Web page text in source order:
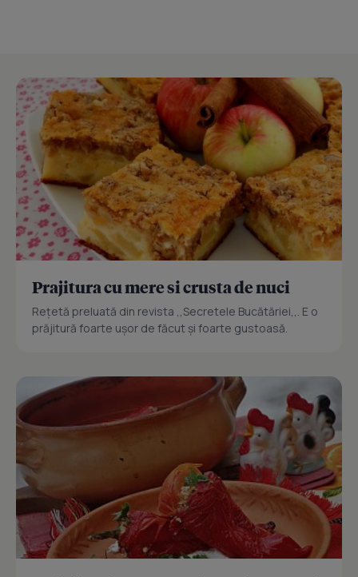
Prajitura cu mere si crusta de nuci
Reţetă preluată din revista ,,Secretele Bucătăriei,,. E o
prăjitură foarte uşor de făcut şi foarte gustoasă.